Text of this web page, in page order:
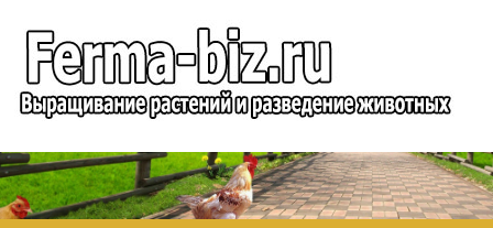
содержимому